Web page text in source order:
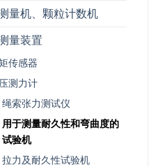
量机、颗粒计数机
量装置
传感器
测力计
绳索张力测试仪
用于测量耐久性和弯曲度的
试验机
拉力及耐久性试验机